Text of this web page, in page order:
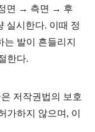
면 → 측면 → 후
실시한다. 이때 정
발이 흔들리지
한다.
저작권법의 보호
가하지 않으며, 이